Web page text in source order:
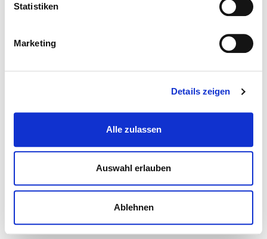
Statistiken
Marketing
Details zeigen
Alle zulassen
Auswahl erlauben
Ablehnen